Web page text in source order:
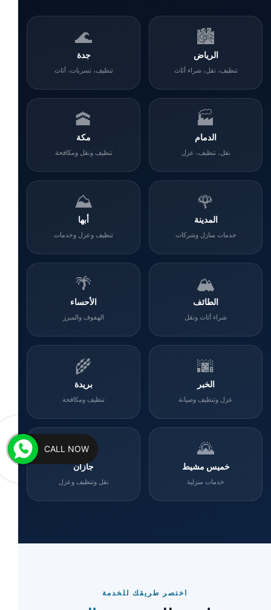
🏙️
الرياض
تنظيف، نقل، شراء أثاث
🌊
جدة
تنظيف، تسربات، أثاث
🏭
الدمام
نقل، تنظيف، عزل
🕋
مكة
تنظيف ونقل ومكافحة
🌹
المدينة
خدمات منازل وشركات
⛰️
أبها
تنظيف وعزل وخدمات
🏔️
الطائف
شراء أثاث ونقل
🌴
الأحساء
الهفوف والمبرز
🌆
الخبر
عزل وتنظيف وصيانة
🌾
بريدة
تنظيف ومكافحة
🌄
خميس مشيط
خدمات منزلية
🌊
جازان
نقل وتنظيف وعزل
اختصر طريقك للخدمة
CALL NOW